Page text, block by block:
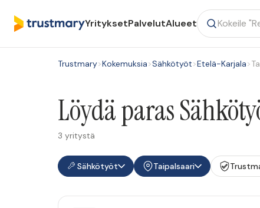
YrityksetPalvelutAlueet
Trustmary>Kokemuksia>Sähkötyöt>Etelä-Karjala>
Löydä paras
3 yritystä
Sähkötyöt Taipalsaari